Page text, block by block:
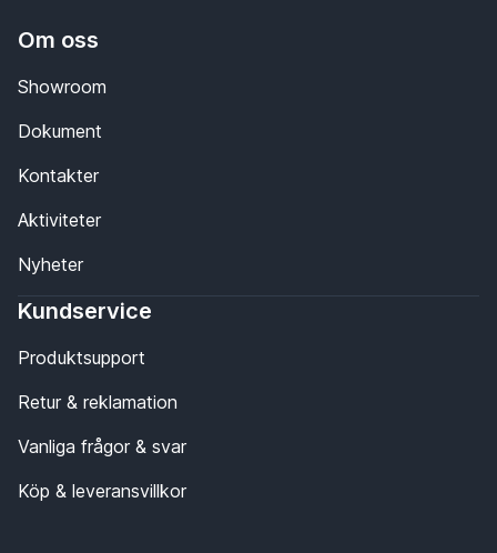
Om oss
Showroom
Dokument
Kontakter
Aktiviteter
Nyheter
Kundservice
Produktsupport
Retur & reklamation
Vanliga frågor & svar
Köp & leveransvillkor